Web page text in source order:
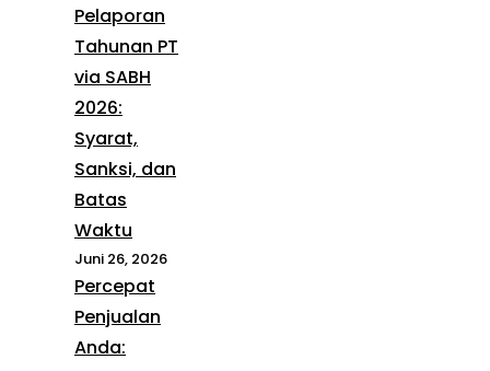
Pelaporan
Tahunan PT
via SABH
2026:
Syarat,
Sanksi, dan
Batas
Waktu
Juni 26, 2026
Percepat
Penjualan
Anda: